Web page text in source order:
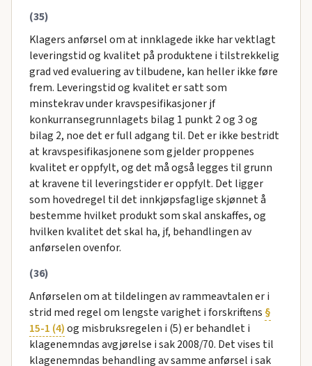
(35)
Klagers anførsel om at innklagede ikke har vektlagt
leveringstid og kvalitet på produktene i tilstrekkelig
grad ved evaluering av tilbudene, kan heller ikke føre
frem. Leveringstid og kvalitet er satt som
minstekrav under kravspesifikasjoner jf
konkurransegrunnlagets bilag 1 punkt 2 og 3 og
bilag 2, noe det er full adgang til. Det er ikke bestridt
at kravspesifikasjonene som gjelder proppenes
kvalitet er oppfylt, og det må også legges til grunn
at kravene til leveringstider er oppfylt. Det ligger
som hovedregel til det innkjøpsfaglige skjønnet å
bestemme hvilket produkt som skal anskaffes, og
hvilken kvalitet det skal ha, jf, behandlingen av
anførselen ovenfor.
(36)
Anførselen om at tildelingen av rammeavtalen er i
strid med regel om lengste varighet i forskriftens §
15-1 (4)og misbruksregelen i (5) er behandlet i
klagenemndas avgjørelse i sak 2008/70. Det vises til
klagenemndas behandling av samme anførsel i sak